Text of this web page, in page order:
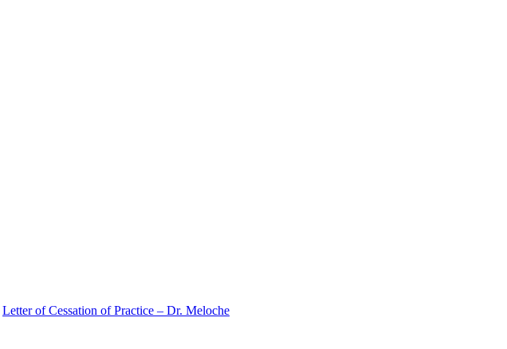
Letter of Cessation of Practice – Dr. Meloche